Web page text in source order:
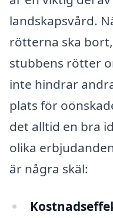
landskapsvård.
rötterna ska
stubbens rötter
inte hindrar
plats för
det alltid en bra
olika
är några skäl: